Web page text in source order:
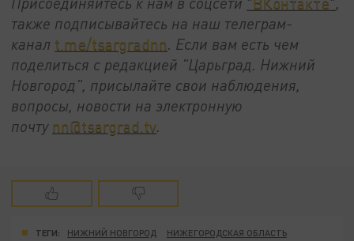
также подписывайтесь на наш телеграм-
канал t.me/tsargradnn. Если вам есть чем
поделиться с редакцией "Царьград. Нижний
Новгород", присылайте свои наблюдения,
вопросы, новости на электронную
почту nn@tsargrad.tv.
ТЕГИ: НИЖНИЙ НОВГОРОД НИЖЕГОРОДСКАЯ ОБЛАСТЬ